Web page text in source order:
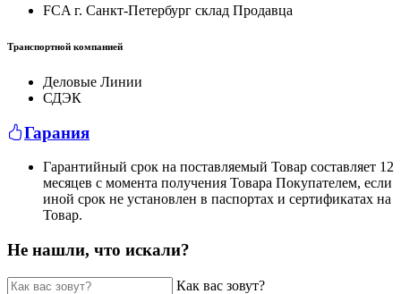
FCA г. Санкт-Петербург склад Продавца
Транспортной компанией
Деловые Линии
СДЭК
Гарания
Гарантийный срок на поставляемый Товар составляет 12
месяцев с момента получения Товара Покупателем, если
иной срок не установлен в паспортах и сертификатах на
Товар.
Не нашли, что искали?
Как вас зовут?